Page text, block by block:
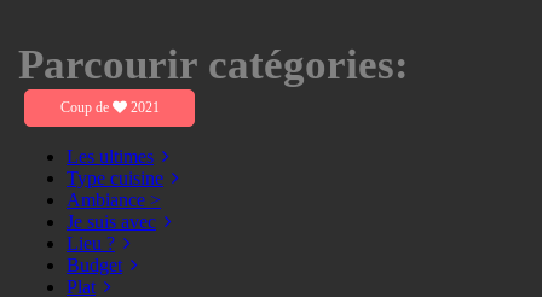
Parcourir catégories:
Coup de 2021
Les ultimes
Type cuisine
Ambiance >
Je suis avec
Lieu ?
Budget
Plat